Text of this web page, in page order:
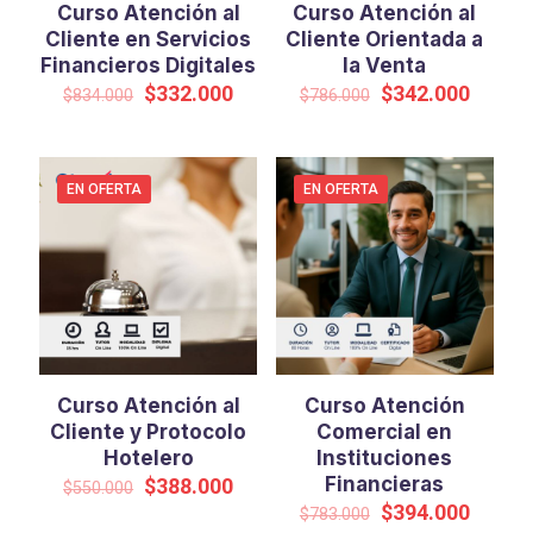
Curso Atención al
Cliente en Servicios
Financieros Digitales
$834.000 El
era:
$834.000.
$332.000El
es:
$332.000.
Curso Atención al
Cliente Orientada a
la Venta
$786.000 El
era:
$786.000.
$342.000El
es:
EN OFERTA
Curso Atención al
Cliente y Protocolo
Hotelero
$550.000 El
$388.000El
EN OFERTA
Curso Atención
Comercial en
Instituciones
Financieras
$783.000 El
$394.000El